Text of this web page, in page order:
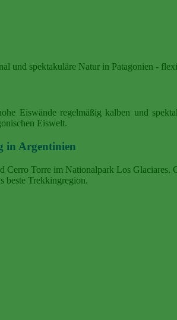
und spektakuläre Natur in Patagonien -
Eiswände regelmäßig kalben und
Eiswelt.
in Argentinien
Torre im Nationalpark Los
beste Trekkingregion.